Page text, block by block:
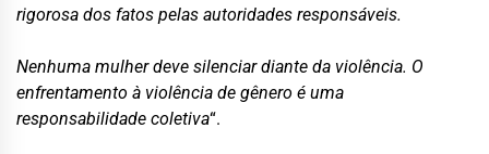
rigorosa dos fatos pelas autoridades responsáveis.
Nenhuma mulher deve silenciar diante da violência. O
enfrentamento à violência de gênero é uma
responsabilidade coletiva“.